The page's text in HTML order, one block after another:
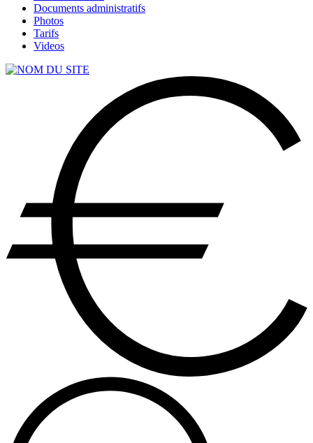
Documents administratifs
Photos
Tarifs
Videos